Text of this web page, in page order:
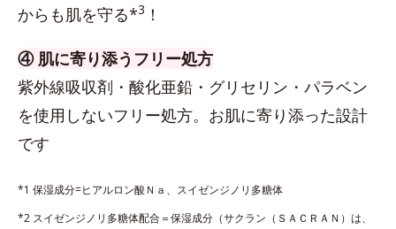
からも肌を守る*3 ！
④ 肌に寄り添うフリー処方
紫外線吸収剤・酸化亜鉛・グリセリン・パラベン
を使用しないフリー処方。お肌に寄り添った設計
です
*1 保湿成分=ヒアルロン酸Ｎａ、スイゼンジノリ多糖体
*2 スイゼンジノリ多糖体配合＝保湿成分（サクラン（ＳＡＣＲＡＮ）は、